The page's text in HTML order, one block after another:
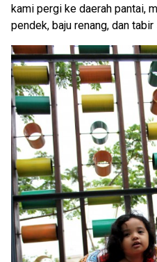
kami pergi ke daerah pantai,
pendek, baju renang, dan tabir